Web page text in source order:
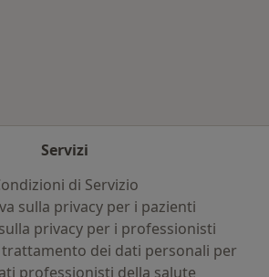
Servizi
di Servizio
sulla privacy per i pazienti
privacy per i professionisti
dei dati personali per
professionisti della salute